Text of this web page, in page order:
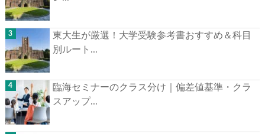
東大生が厳選！大学受験参考書おすすめ＆科目
別ルート...
臨海セミナーのクラス分け｜偏差値基準・クラ
スアップ...